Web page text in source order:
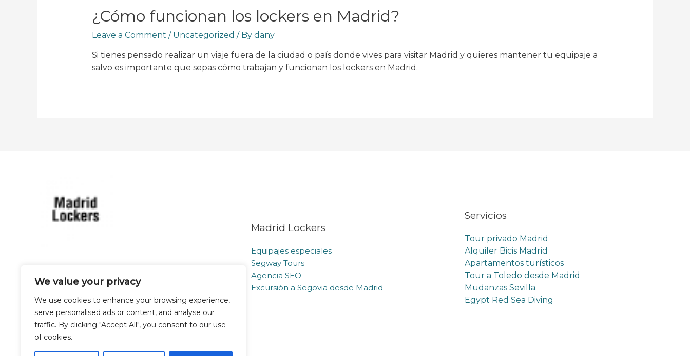
We value your privacy
We use cookies to enhance your browsing experience,
serve personalised ads or content, and analyse our
traffic. By clicking "Accept All", you consent to our use
of cookies.
¿Cómo funcionan los lockers en Madrid?
Leave a Comment / Uncategorized / By dany
Si tienes pensado realizar un viaje fuera de la ciudad o país donde vives para visitar Madrid y quieres mantener tu equipaje a
salvo es importante que sepas cómo trabajan y funcionan los lockers en Madrid.
Calle Santiago 18, 28013
Madrid
Madrid Lockers
Equipajes especiales
Segway Tours
Agencia SEO
Excursión a Segovia desde Madrid
Servicios
Tour privado Madrid
Alquiler Bicis Madrid
Apartamentos turísticos
Tour a Toledo desde Madrid
Mudanzas Sevilla
Egypt Red Sea Diving